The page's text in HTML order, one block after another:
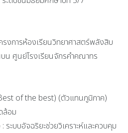
รงการห้องเรียนวิทยาศาสตร์พลังสิบ
น ศูนย์โรงเรียนจักรคำคณาทร
of the best) (ตัวแทนภูมิภาค)
ล้อม
ะบบอัจฉริยะช่วยวิเคราะห์และควบคุม